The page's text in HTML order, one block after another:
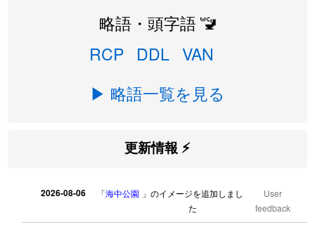
略語・頭字語 🚾
RCP
DDL VAN
▶ 略語一覧を見る
更新情報 ⚡
2026-08-06 「海中公園 」のイメージを追加しまし
た
User
feedback